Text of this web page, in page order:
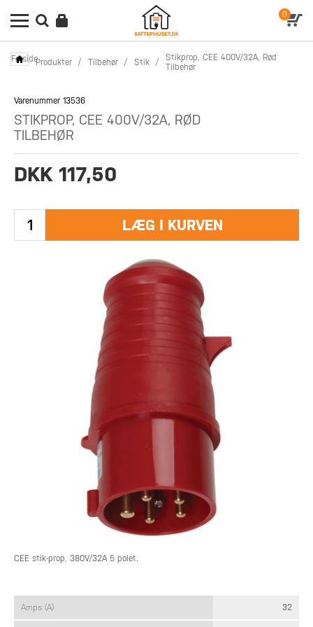
0
ForsideProdukter / Tilbehør / Stik /
Stikprop, CEE 400V/32A, Rød
Tilbehør
Varenummer 13536
STIKPROP, CEE 400V/32A, RØD
TILBEHØR
DKK 117,50
CEE stik-prop, 380V/32A 5 polet.
Amps (A) 32